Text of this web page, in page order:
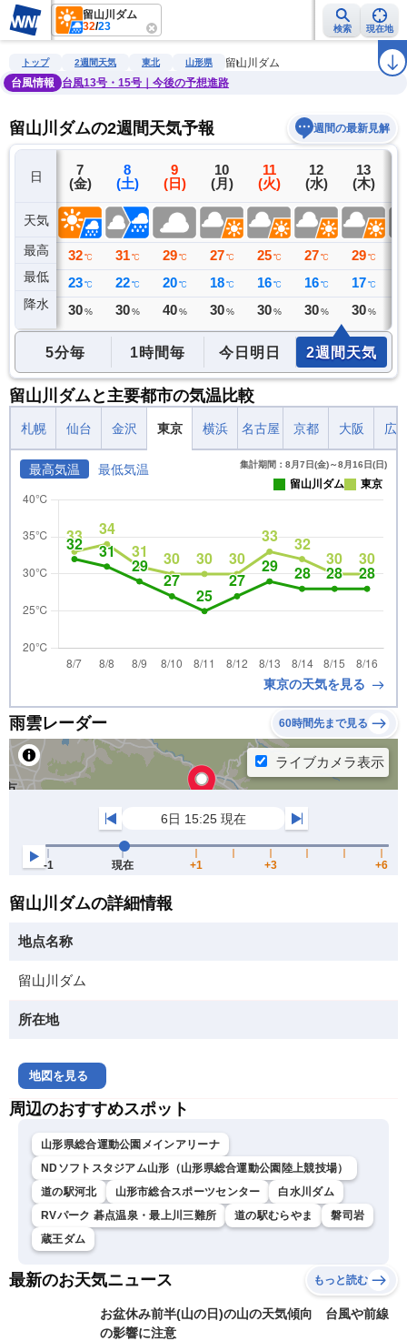
留山川ダム
32/23 検索 現在地
雨雲レーダー 台風情報 地震情報 警報・注意報 ラ
トップ 2週間天気 東北 山形県
留山川ダム
台風情報
台風13号・15号｜今後の予想進路
留山川ダムの2週間天気予報 週間の最新見解
日
天気
最高
最低
降水
6
(木)
32 ℃
17 ℃
0 ミリ
7
(金)
32 ℃
23 ℃
30 %
8
(土)
31 ℃
22 ℃
30 %
9
(日)
29 ℃
20 ℃
40 %
10
(月)
27 ℃
18 ℃
30 %
11
(火)
25 ℃
16 ℃
30 %
12
(水)
27 ℃
16 ℃
30 %
13
(木)
29 ℃
17 ℃
30 %
5分毎 1時間毎 今日明日 2週間天気
留山川ダムと主要都市の気温比較
札幌 仙台 金沢 東京 横浜 名古屋 京都 大阪 広
最高気温 最低気温 集計期間：8月7日(金)～8月16日(日)
留山川ダム 東京
東京の天気を見る
雨雲レーダー 60時間先まで見る
留山川ダムの詳細情報
地点名称
留山川ダム
所在地
地図を見る
周辺のおすすめスポット
山形県総合運動公園メインアリーナ
NDソフトスタジアム山形（山形県総合運動公園陸上競技場）
道の駅河北
山形市総合スポーツセンター
白水川ダム
RVパーク 碁点温泉・最上川三難所
道の駅むらやま
磐司岩
蔵王ダム
最新のお天気ニュース もっと読む
お盆休み前半(山の日)の山の天気傾向 台風や前線
の影響に注意